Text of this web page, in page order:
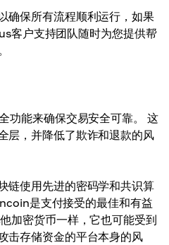
确保所有流程顺利运行，如果
客户支持团队随时为您提供帮
功能来确保交易安全可靠。 这
层，并降低了欺诈和退款的风
链使用先进的密码学和共识算
是支付接受的最佳和有益
加密货币一样，它也可能受到
击存储资金的平台本身的风